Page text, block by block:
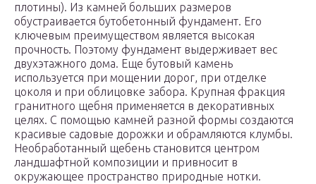
плотины). Из камней больших размеров
обустраивается бутобетонный фундамент. Его
ключевым преимуществом является высокая
прочность. Поэтому фундамент выдерживает вес
двухэтажного дома. Еще бутовый камень
используется при мощении дорог, при отделке
цоколя и при облицовке забора. Крупная фракция
гранитного щебня применяется в декоративных
целях. С помощью камней разной формы создаются
красивые садовые дорожки и обрамляются клумбы.
Необработанный щебень становится центром
ландшафтной композиции и привносит в
окружающее пространство природные нотки.